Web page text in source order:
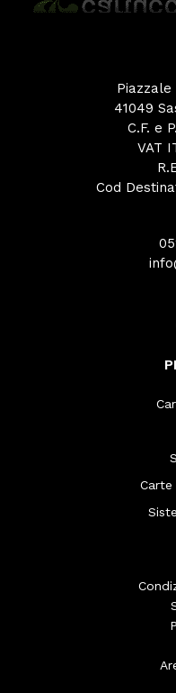
Piazzale
41049
C.F. e
VAT
Cod